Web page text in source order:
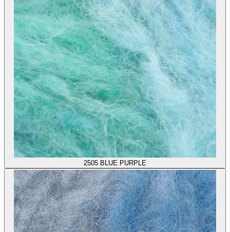
2505 BLUE PURPLE